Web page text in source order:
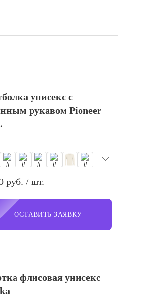
унисекс с
рукавом Pioneer
руб. / шт.
ОСТАВИТЬ ЗАЯВКУ
флисовая унисекс